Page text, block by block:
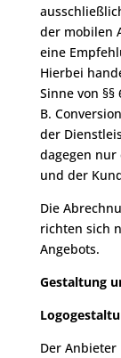
der mobilen
eine
Hierbei
Sinne von §§
B.
der
dagegen
und der
Die
richten sich
Angebots.
Gestaltung
Der